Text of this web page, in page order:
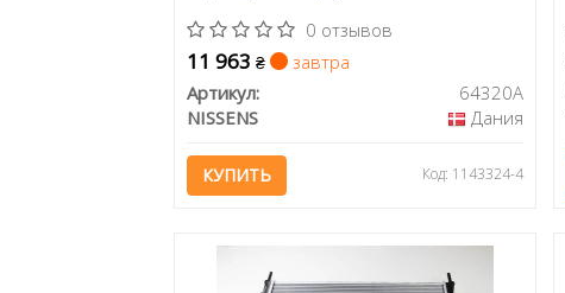
0 отзывов
11 963 ₴
завтра
Артикул:
64320A
NISSENS
Дания
КУПИТЬ Код: 1143324-4